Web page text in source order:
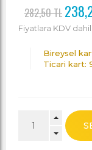
282,50 TL
Fiyatlara KDV
Bireysel
Ticari kart: